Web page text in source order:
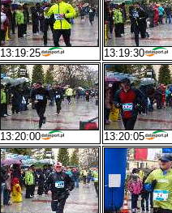
13:19:25 13:19:30
13:20:00 13:20:05